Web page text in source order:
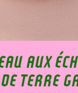
AUX
TERRE